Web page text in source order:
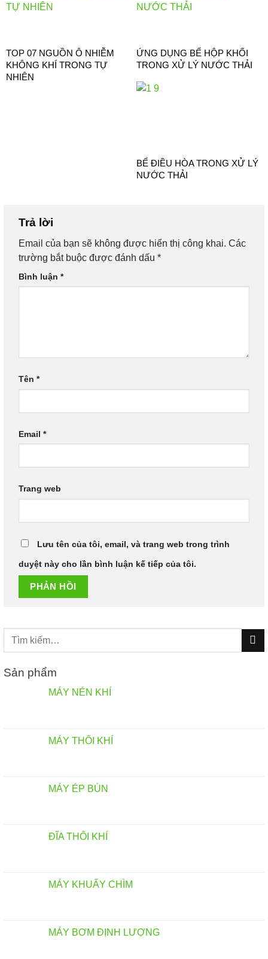
TOP 07 NGUỒN Ô NHIỄM
KHÔNG KHÍ TRONG TỰ
NHIÊN
ỨNG DỤNG BỂ HỘP KHỐI
TRONG XỬ LÝ NƯỚC THẢI
BỂ ĐIỀU HÒA TRONG XỬ LÝ
NƯỚC THẢI
Trả lời
Email của bạn sẽ không được hiển thị công khai. Các
trường bắt buộc được đánh dấu *
Bình luận *
Tên *
Email *
Trang web
Lưu tên của tôi, email, và trang web trong trình
duyệt này cho lần bình luận kế tiếp của tôi.
Tìm
Sản phẩm
MÁY NÉN KHÍ
MÁY THỔI KHÍ
MÁY ÉP BÙN
ĐĨA THỔI KHÍ
MÁY KHUẤY CHÌM
MÁY BƠM ĐỊNH LƯỢNG